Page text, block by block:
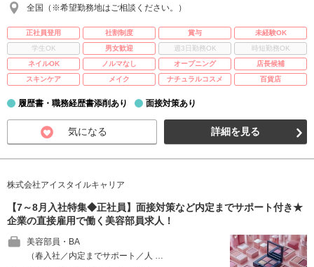
全国（※希望勤務地はご相談ください。）
正社員登用 社割制度 賞与
未経験OK
学生OK
男女歓迎 週3日勤務OK
時短勤務OK
ネイルOK
ノルマなし オープニング
店長候補
スキンケア
メイク ナチュラルコスメ 百貨店
履歴書・職務経歴書添削あり 面接対策あり
気になる 詳細を見る
株式会社アイスタイルキャリア
【7～8月入社特集◆正社員】面接対策など内定までサポート付き★
企業の直接雇用で働く美容部員求人！
美容部員・BA
（春入社／内定までサポート／人 …